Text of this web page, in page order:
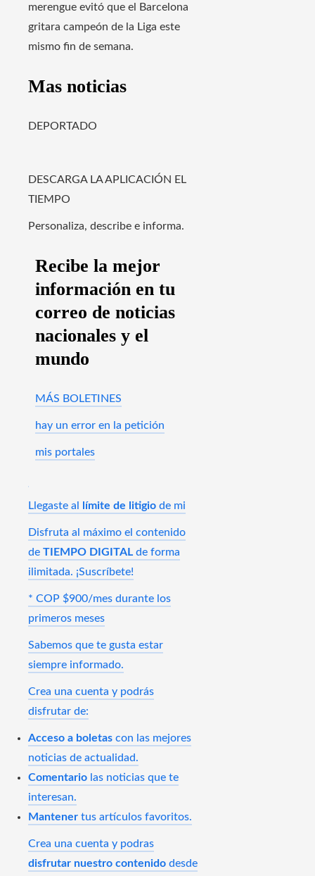
merengue evitó que el Barcelona
gritara campeón de la Liga este
mismo fin de semana.
Mas noticias
DEPORTADO
DESCARGA LA APLICACIÓN EL
TIEMPO
Personaliza, describe e informa.
Recibe la mejor
información en tu
correo de noticias
nacionales y el
mundo
MÁS BOLETINES
hay un error en la petición
mis portales
Llegaste al límite de litigio de mi
Disfruta al máximo el contenido
de TIEMPO DIGITAL de forma
ilimitada. ¡Suscríbete!
* COP $900/mes durante los
primeros meses
Sabemos que te gusta estar
siempre informado.
Crea una cuenta y podrás
disfrutar de:
Acceso a boletas con las mejores
noticias de actualidad.
Comentario las noticias que te
interesan.
Mantener tus artículos favoritos.
Crea una cuenta y podras
disfrutar nuestro contenido desde